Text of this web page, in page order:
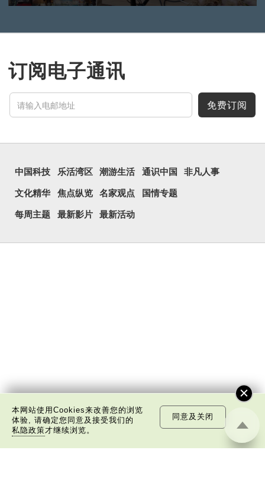
订阅电子通讯
免费订阅
中国科技 乐活湾区 潮游生活 通识中国 非凡人事
文化精华 焦点纵览 名家观点 国情专题
每周主题 最新影片 最新活动
本网站使用Cookies来改善您的浏览
体验, 请确定您同意及接受我们的
私隐政策才继续浏览。
同意及关闭